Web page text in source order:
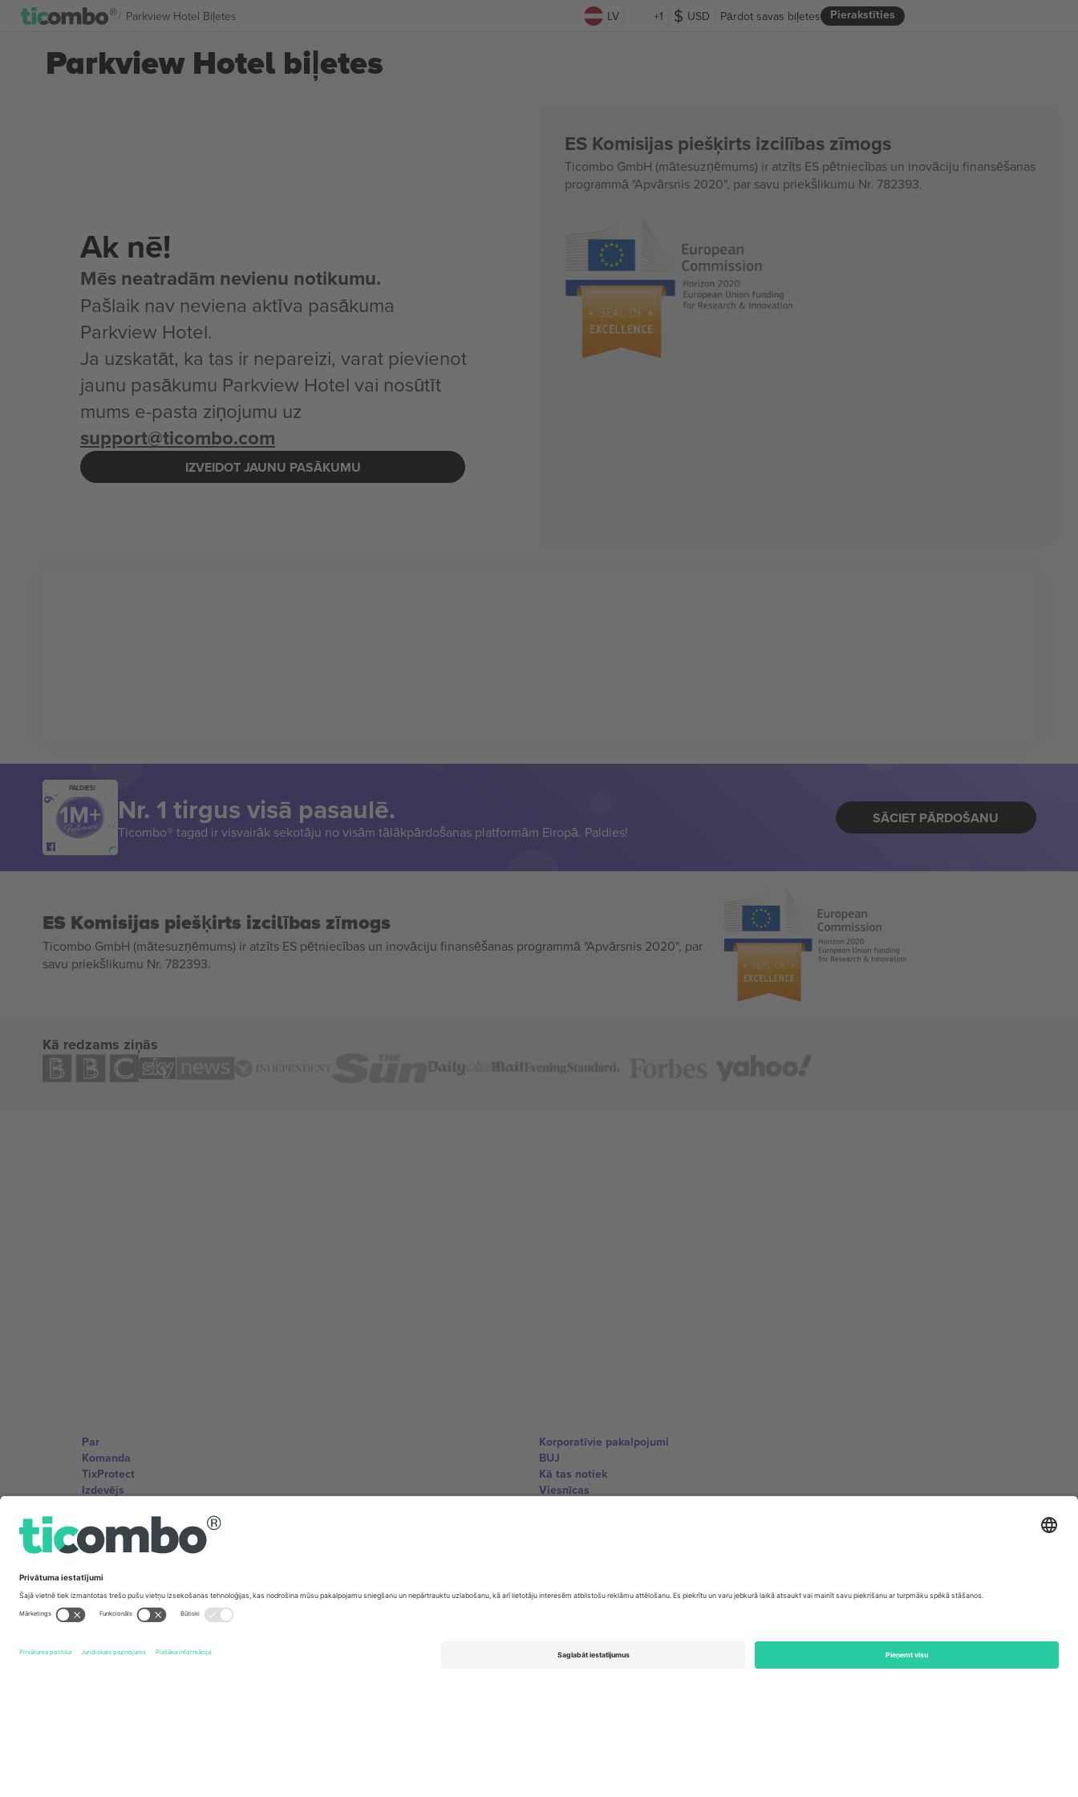
Parkview Hotel Biļetes LV +1 USD Pierakstīties
Pārdot savas biļetes
Parkview Hotel biļetes
Ak nē!
Mēs neatradām nevienu notikumu.
Pašlaik nav neviena aktīva pasākuma
Parkview Hotel.
Ja uzskatāt, ka tas ir nepareizi, varat pievienot
jaunu pasākumu Parkview Hotel vai nosūtīt
mums e-pasta ziņojumu uz
support@ticombo.com
IZVEIDOT JAUNU PASĀKUMU
ES Komisijas piešķirts izcilības zīmogs
Ticombo GmbH (mātesuzņēmums) ir atzīts ES pētniecības un inovāciju finansēšanas
programmā "Apvārsnis 2020", par savu priekšlikumu Nr. 782393.
PALDIES!
Nr. 1 tirgus visā pasaulē.
Ticombo® tagad ir visvairāk sekotāju no visām tālākpārdošanas platformām Eiropā. Paldies!
SĀCIET PĀRDOŠANU
ES Komisijas piešķirts izcilības zīmogs
Ticombo GmbH (mātesuzņēmums) ir atzīts ES pētniecības un inovāciju finansēšanas programmā "Apvārsnis 2020", par
savu priekšlikumu Nr. 782393.
Kā redzams ziņās
Par
Komanda
TixProtect
Izdevējs
Partneru programma
Korporatīvie pakalpojumi
BUJ
Kā tas notiek
Viesnīcas